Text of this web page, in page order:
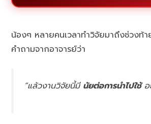
น้องๆ หลายคนเวลาทำวิจัยมาถึงช่วงท้
คำถามจากอาจารย์ว่า
“แล้วงานวิจัยนี้มี นัยต่อการนำไปใช้อ